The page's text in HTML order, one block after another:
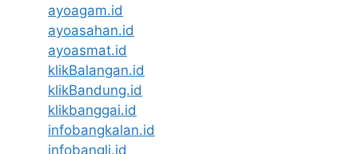
ayoagam.id
ayoasahan.id
ayoasmat.id
klikBalangan.id
klikBandung.id
klikbanggai.id
infobangkalan.id
infobangli.id